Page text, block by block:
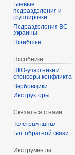
Боевые
подразделения и
группировки
Подразделения ВС
Украины
Погибшие
Пособники
спонсоры конфликта
‏‎Вербовщики
Инструкторы
Связаться с нами
Телеграм канал
Бот обратной связи
Инструменты